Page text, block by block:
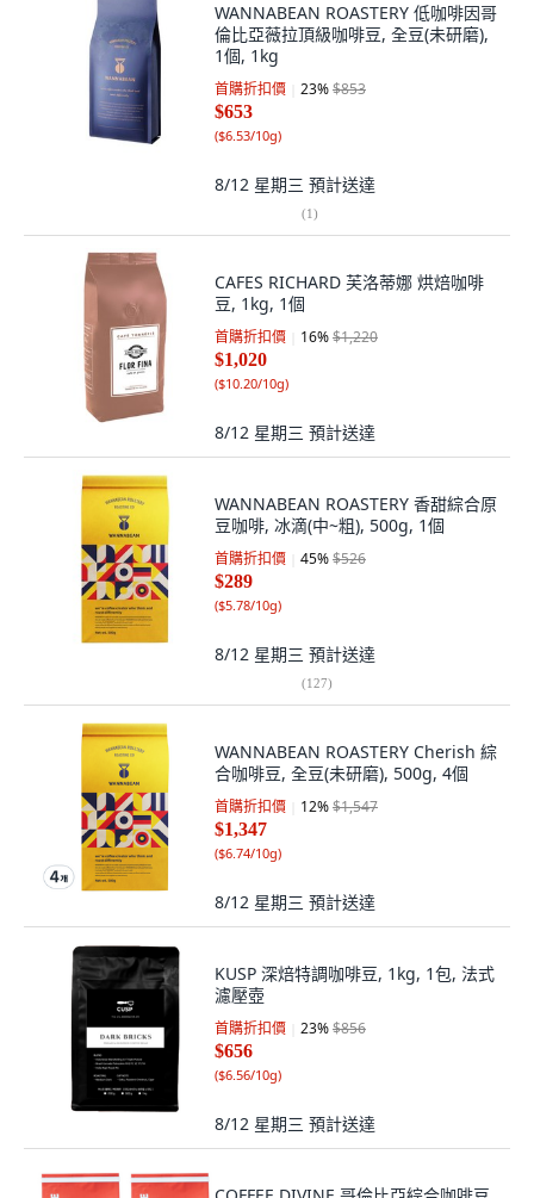
WANNABEAN ROASTERY 低咖啡因哥
倫比亞薇拉頂級咖啡豆, 全豆(未研磨),
1個, 1kg
首購折扣價 23%$853
$653
($6.53/10g)
8/12 星期三 預計送達
(1)
CAFES RICHARD 芙洛蒂娜 烘焙咖啡
豆, 1kg, 1個
首購折扣價 16%$1,220
$1,020
($10.20/10g)
8/12 星期三 預計送達
WANNABEAN ROASTERY 香甜綜合原
豆咖啡, 冰滴(中~粗), 500g, 1個
首購折扣價 45%$526
$289
($5.78/10g)
8/12 星期三 預計送達
(127)
WANNABEAN ROASTERY Cherish 綜
合咖啡豆, 全豆(未研磨), 500g, 4個
首購折扣價 12%$1,547
$1,347
($6.74/10g)
8/12 星期三 預計送達
KUSP 深焙特調咖啡豆, 1kg, 1包, 法式
濾壓壺
首購折扣價 23%$856
$656
($6.56/10g)
8/12 星期三 預計送達